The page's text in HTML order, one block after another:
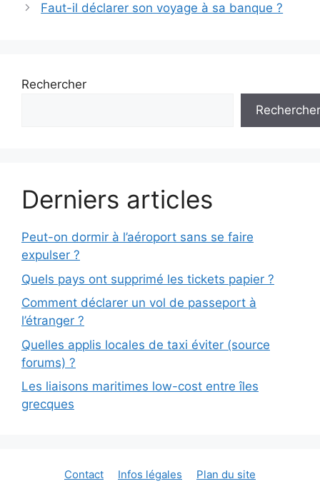
Faut-il déclarer son voyage à sa banque ?
Rechercher
Rechercher
Derniers articles
Peut-on dormir à l’aéroport sans se faire
expulser ?
Quels pays ont supprimé les tickets papier ?
Comment déclarer un vol de passeport à
l’étranger ?
Quelles applis locales de taxi éviter (source
forums) ?
Les liaisons maritimes low-cost entre îles
grecques
Contact Infos légales Plan du site